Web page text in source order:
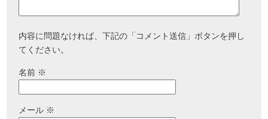
内容に問題なければ、下記の「コメント送信」ボタンを押し
てください。
名前 ※
メール ※